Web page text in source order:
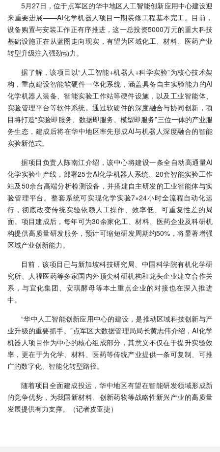
5月27日，位于点军区的华中地区人工智能创新应用中心建设迎
来重要进展——AI化学机器人项目一期装修工程基本完工。目前，
设备购置与安装工作正有序推进，这一总投资5000万元的重大科技
基础设施正在从蓝图走向现实，有望为区域化工、材料、医药产业
转型升级注入强劲动力。
据了解，该项目以“人工智能+机器人+科学实验”为核心技术架
构，重点建设智能软硬件一体化系统，涵盖具备自主实验能力的AI
化学机器人装备、智能实验工作站等硬件设施，以及工业智能体、
实验管理平台等软件系统。通过软硬件的深度融合与协同创新，项
目将打造“实验即服务、数据即服务、模型即服务”三位一体的产业服
务生态，建成后将在华中地区率先形成AI与机器人深度融合的智能
实验新范式。
据项目负责人陈南江介绍，该中心将建设一条全自动高通量AI
化学实验生产线，部署25套AI化学机器人系统、20套智能实验工作
站及50余台高端分析检测设备，并搭建自主研发的工业智能体与实
验管理平台。整套系统可实现化学实验7×24小时全流程自动化运
行，彻底改变传统实验依赖人工操作、效率低、可重复性差的局
面。项目建成后，每年可为30余家化工、材料、医药企业及科研机
构提供高质量研发服务，预计可缩短研发周期约50%，将显著增强
区域产业创新能力。
目前，该项目已与新加坡科技研究局、中国科学院有机化学研
究所、人福医药等多家国内外顶尖科研机构和龙头企业建立合作关
系，与宜化集团、安琪酵母等本土重点企业的对接也在深入推进
中。
“华中人工智能创新应用中心的建设，是推动区域科技创新与产
业升级的重要抓手。”点军区大数据管理局局长黄志伟介绍，AI化学
机器人项目作为中心的核心组成部分，其意义不仅在于提升实验效
率，更在于为化学、材料、医药等传统产业提供一条可复制、可推
广的数字化、智能化转型路径。
随着项目全面建成投运，华中地区有望在智能研发领域形成新
的竞争优势，为我国新材料、创新药物等战略性新兴产业的高质量
发展提供有力支撑。（记者皮亚捷）